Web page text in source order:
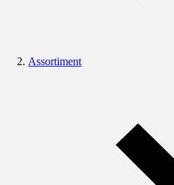
Assortiment